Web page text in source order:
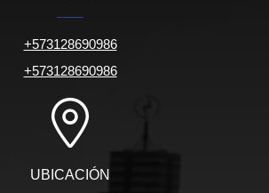
+573128690986
+573128690986
UBICACIÓN